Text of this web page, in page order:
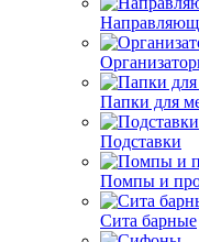
Папки для
Подставки
Помпы и
Сита барные